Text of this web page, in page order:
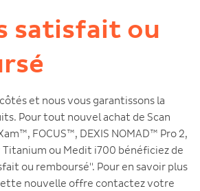
satisfait ou
et nous vous garantissons la
Pour tout nouvel achat de Scan
FOCUS™, DEXIS NOMAD™ Pro 2,
Titanium ou Medit i700 bénéficiez de
ou remboursé". Pour en savoir plus
nouvelle offre contactez votre